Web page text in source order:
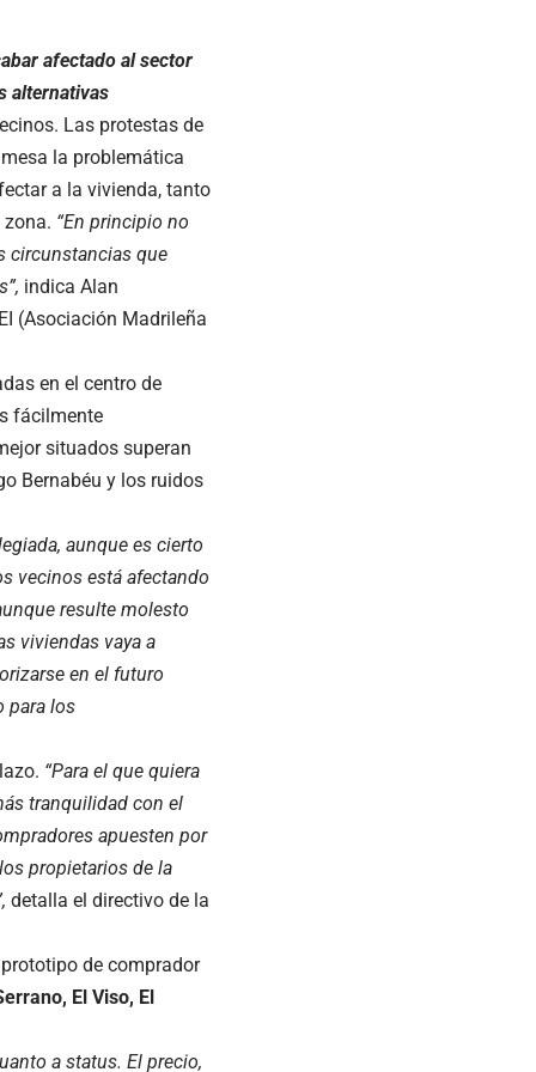
afectado al sector
alternativas
Las protestas de
la problemática
a la vivienda, tanto
“En principio no
circunstancias que
indica Alan
(Asociación Madrileña
en el centro de
fácilmente
situados superan
Bernabéu y los ruidos
aunque es cierto
vecinos está afectando
resulte molesto
viviendas vaya a
en el futuro
para los
“Para el que quiera
tranquilidad con el
apuesten por
propietarios de la
detalla el directivo de la
de comprador
El Viso, El
a status. El precio,